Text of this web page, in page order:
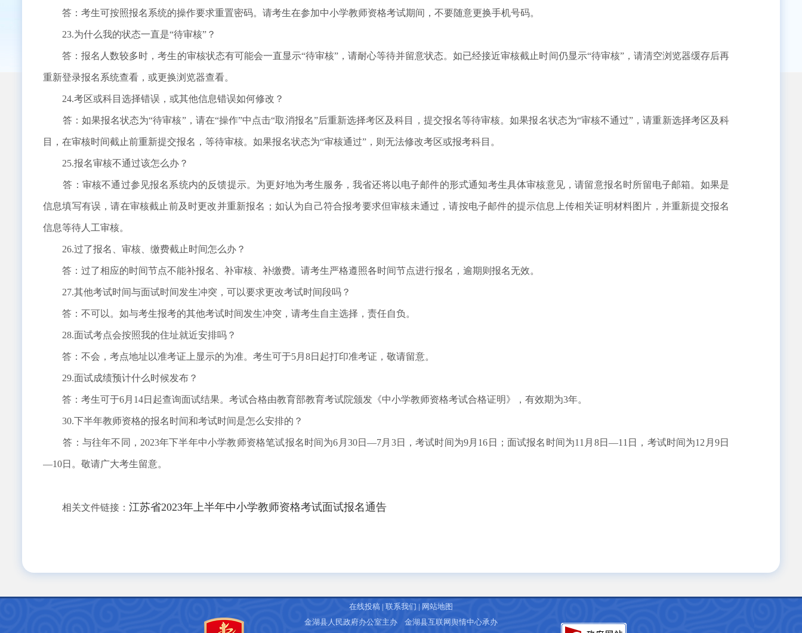
答：考生可按照报名系统的操作要求重置密码。请考生在参加中小学教师资格考试期间，不要随意更换手机号码。
23.为什么我的状态一直是“待审核”？
答：报名人数较多时，考生的审核状态有可能会一直显示“待审核”，请耐心等待并留意状态。如已经接近审核截止时间仍显示“待审核”，请清空浏览器缓存后再
重新登录报名系统查看，或更换浏览器查看。
24.考区或科目选择错误，或其他信息错误如何修改？
答：如果报名状态为“待审核”，请在“操作”中点击“取消报名”后重新选择考区及科目，提交报名等待审核。如果报名状态为“审核不通过”，请重新选择考区及科
目，在审核时间截止前重新提交报名，等待审核。如果报名状态为“审核通过”，则无法修改考区或报考科目。
25.报名审核不通过该怎么办？
答：审核不通过参见报名系统内的反馈提示。为更好地为考生服务，我省还将以电子邮件的形式通知考生具体审核意见，请留意报名时所留电子邮箱。如果是
信息填写有误，请在审核截止前及时更改并重新报名；如认为自己符合报考要求但审核未通过，请按电子邮件的提示信息上传相关证明材料图片，并重新提交报名
信息等待人工审核。
26.过了报名、审核、缴费截止时间怎么办？
答：过了相应的时间节点不能补报名、补审核、补缴费。请考生严格遵照各时间节点进行报名，逾期则报名无效。
27.其他考试时间与面试时间发生冲突，可以要求更改考试时间段吗？
答：不可以。如与考生报考的其他考试时间发生冲突，请考生自主选择，责任自负。
28.面试考点会按照我的住址就近安排吗？
答：不会，考点地址以准考证上显示的为准。考生可于5月8日起打印准考证，敬请留意。
29.面试成绩预计什么时候发布？
答：考生可于6月14日起查询面试结果。考试合格由教育部教育考试院颁发《中小学教师资格考试合格证明》，有效期为3年。
30.下半年教师资格的报名时间和考试时间是怎么安排的？
答：与往年不同，2023年下半年中小学教师资格笔试报名时间为6月30日—7月3日，考试时间为9月16日；面试报名时间为11月8日—11日，考试时间为12月9日
—10日。敬请广大考生留意。
相关文件链接： 江苏省2023年上半年中小学教师资格考试面试报名通告
在线投稿 | 联系我们 | 网站地图
金湖县人民政府办公室主办 金湖县互联网舆情中心承办